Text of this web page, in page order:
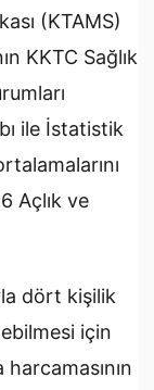
(KTAMS)
KKTC Sağlık
ile İstatistik
Açlık ve
dört kişilik
için